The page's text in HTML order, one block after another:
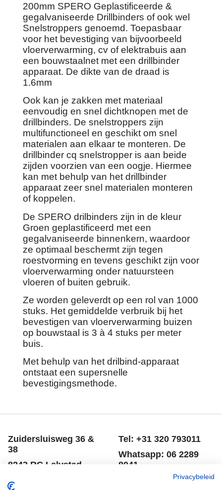
200mm SPERO Geplastificeerde &
gegalvaniseerde Drillbinders of ook wel
Snelstroppers genoemd. Toepasbaar
voor het bevestiging van bijvoorbeeld
vloerverwarming, cv of elektrabuis aan
een bouwstaalnet met een drillbinder
apparaat. De dikte van de draad is
1.6mm
Ook kan je zakken met materiaal
eenvoudig en snel dichtknopen met de
drillbinders. De snelstroppers zijn
multifunctioneel en geschikt om snel
materialen aan elkaar te monteren. De
drillbinder cq snelstropper is aan beide
zijden voorzien van een oogje. Hiermee
kan met behulp van het drillbinder
apparaat zeer snel materialen monteren
of koppelen.
De SPERO drilbinders zijn in de kleur
Groen geplastificeerd met een
gegalvaniseerde binnenkern, waardoor
ze optimaal beschermt zijn tegen
roestvorming en tevens geschikt zijn voor
vloerverwarming onder natuursteen
vloeren of buiten gebruik.
Ze worden geleverdt op een rol van 1000
stuks. Het gemiddelde verbruik bij het
bevestigen van vloerverwarming buizen
op bouwstaal is 3 à 4 stuks per meter
buis.
Met behulp van het drilbind-apparaat
ontstaat een supersnelle
bevestigingsmethode.
Zuidersluisweg 36 &
38
8243 RC Lelystad
Nederland
Tel: +31 320 793011
Whatsapp: 06 2289
8041
Email: info@spero.nl
Privacybeleid